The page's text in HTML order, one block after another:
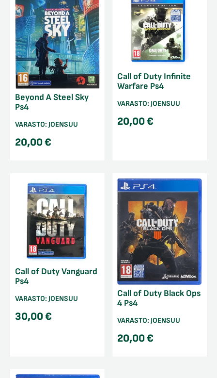
Beyond A Steel Sky
Ps4
VARASTO: JOENSUU
20,00€
Call of Duty Infinite
Warfare Ps4
VARASTO: JOENSUU
20,00€
Call of Duty Vanguard
Ps4
VARASTO: JOENSUU
30,00€
Call of Duty Black Ops
4 Ps4
VARASTO: JOENSUU
20,00€